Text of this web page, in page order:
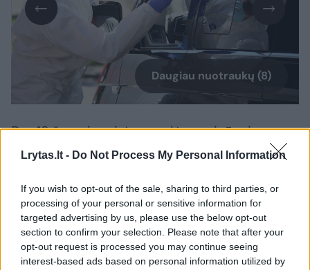
Lrytas.lt - Do Not Process My Personal Information
If you wish to opt-out of the sale, sharing to third parties, or
processing of your personal or sensitive information for
targeted advertising by us, please use the below opt-out
section to confirm your selection. Please note that after your
opt-out request is processed you may continue seeing
interest-based ads based on personal information utilized by
Daugiau nuotraukų (8)
Dar 13 žmonių mirė, nurodė pareigūnai.
skaičius išaugo iki 50 324, mirčių – iki 1 787.
Ministerija nurodė, kad iš naujai nustatytų
užsikrėtimo atvejų 259 buvo užregistruoti